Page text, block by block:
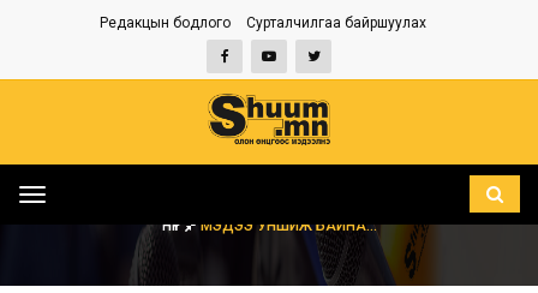
Редакцын бодлого Сурталчилгаа байршуулах
Toggle
НҮҮР МЭДЭЭ УНШИЖ БАЙНА...